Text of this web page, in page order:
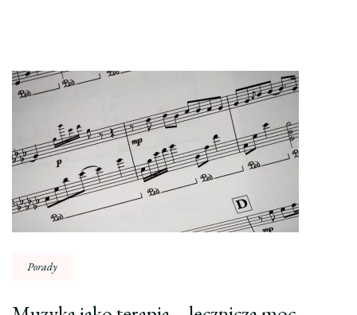
Nawigacja
wpisu
Porady